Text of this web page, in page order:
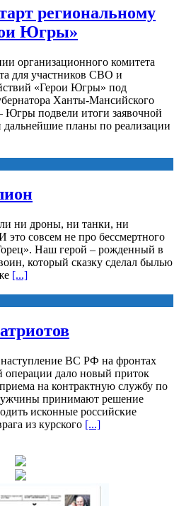
региональному
Югры»
организационного комитета
для участников СВО и
«Герои Югры» под
Ханты-Мансийского
Югры подвели итоги заявочной
планы по реализации
ни дроны, ни танки, ни
это совсем не про бессмертного
Наш герой – рожденный в
который сказку сделал былью
[...]
ВС РФ на фронтах
операции дало новый приток
на контрактную службу по
принимают решение
исконные российские
из курского [...]